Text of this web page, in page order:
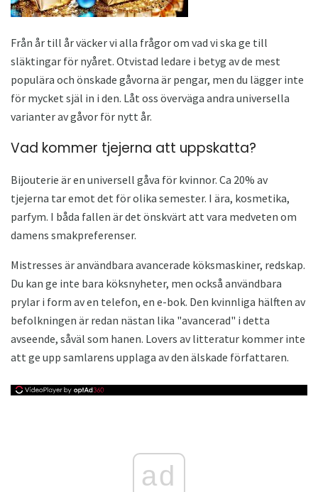
Från år till år väcker vi alla frågor om vad vi ska ge till
släktingar för nyåret. Otvistad ledare i betyg av de mest
populära och önskade gåvorna är pengar, men du lägger inte
för mycket själ in i den. Låt oss överväga andra universella
varianter av gåvor för nytt år.
Vad kommer tjejerna att uppskatta?
Bijouterie är en universell gåva för kvinnor. Ca 20% av
tjejerna tar emot det för olika semester. I ära, kosmetika,
parfym. I båda fallen är det önskvärt att vara medveten om
damens smakpreferenser.
Mistresses är användbara avancerade köksmaskiner, redskap.
Du kan ge inte bara köksnyheter, men också användbara
prylar i form av en telefon, en e-bok. Den kvinnliga hälften av
befolkningen är redan nästan lika "avancerad" i detta
avseende, såväl som hanen. Lovers av litteratur kommer inte
att ge upp samlarens upplaga av den älskade författaren.
ad